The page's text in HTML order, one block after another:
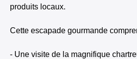
produits locaux.
Cette escapade gourmande
- Une visite de la magnifique